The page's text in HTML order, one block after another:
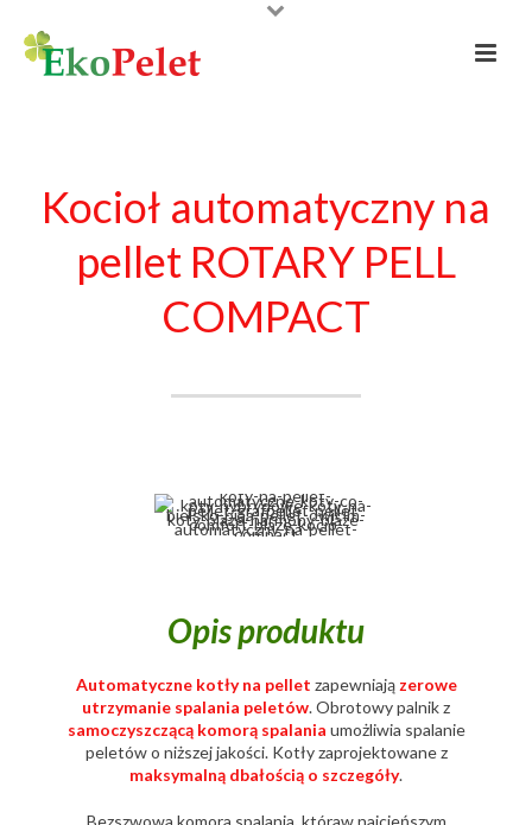
Kocioł automatyczny na
pellet ROTARY PELL
COMPACT
Opis produktu
Automatyczne kotły na pellet zapewniają zerowe
utrzymanie spalania peletów. Obrotowy palnik z
samoczyszczącą komorą spalania umożliwia spalanie
peletów o niższej jakości. Kotły zaprojektowane z
maksymalną dbałością o szczegóły.
Bezszwowa komora spalania, któraw najcieńszym